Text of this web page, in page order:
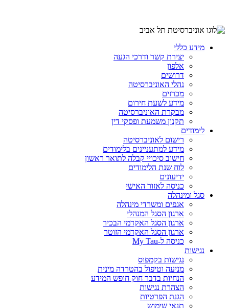
מידע כללי
יצירת קשר ודרכי הגעה
אלפון
דרושים
נהלי האוניברסיטה
מכרזים
מידע לשעת חירום
מבקרת האוניברסיטה
תקנון משמעת ופסקי דין
לימודים
רישום לאוניברסיטה
מידע למתעניינים בלימודים
חישוב סיכויי קבלה לתואר ראשון
לוח שנת הלימודים
ידיעונים
כניסה לאזור האישי
סגל ומינהלה
אגפים ומשרדי מינהלה
ארגון הסגל המנהלי
ארגון הסגל האקדמי הבכיר
ארגון הסגל האקדמי הזוטר
כניסה ל-My Tau
נגישות
נגישות בקמפוס
מניעה וטיפול בהטרדה מינית
הנחיות בדבר חוק חופש המידע
הצהרת נגישות
הגנת הפרטיות
תנאי שימוש